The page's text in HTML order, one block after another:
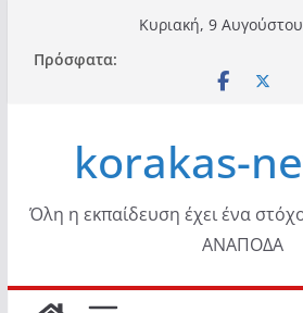
περιεχόμενο
Κυριακή, 9
Πρόσφατα:
korakas-
Όλη η εκπαίδευση έχει ένα
ΑΝΑΠΟΔΑ